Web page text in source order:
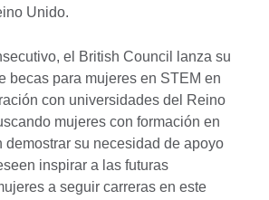
Unido.
el British Council lanza su
becas para mujeres en STEM en
con universidades del Reino
mujeres con formación en
demostrar su necesidad de apoyo
inspirar a las futuras
a seguir carreras en este